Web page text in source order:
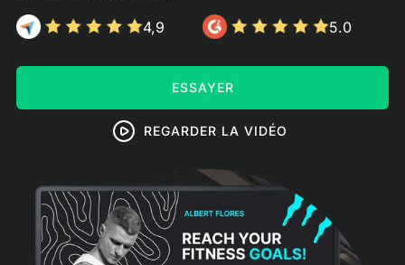
4,9 5.0
ESSAYER
REGARDER LA VIDÉO